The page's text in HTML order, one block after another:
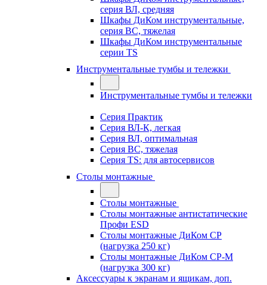
серия ВЛ, средняя
Шкафы ДиКом инструментальные,
серия ВС, тяжелая
Шкафы ДиКом инструментальные
серии TS
Инструментальные тумбы и тележки
Инструментальные тумбы и тележки
Серия Практик
Серия ВЛ-К, легкая
Серия ВЛ, оптимальная
Серия ВС, тяжелая
Серия TS: для автосервисов
Столы монтажные
Столы монтажные
Столы монтажные антистатические
Профи ESD
Столы монтажные ДиКом СР
(нагрузка 250 кг)
Столы монтажные ДиКом СР-М
(нагрузка 300 кг)
Аксессуары к экранам и ящикам, доп.